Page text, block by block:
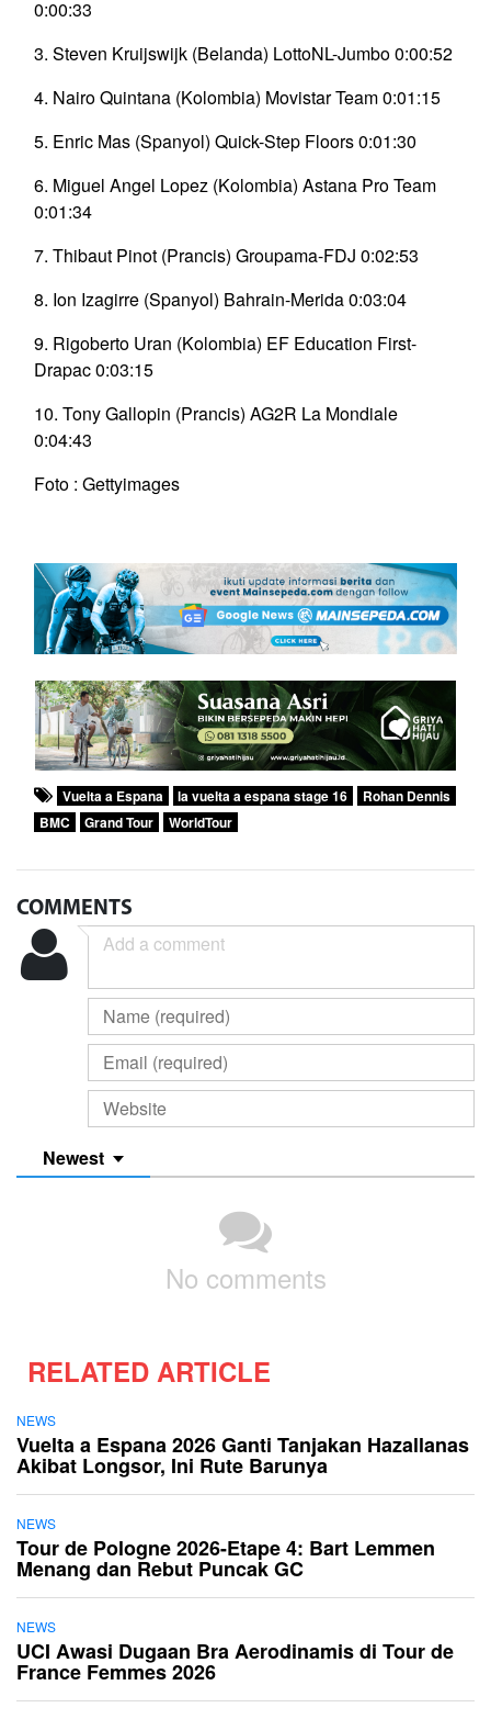
0:00:33
3. Steven Kruijswijk (Belanda) LottoNL-Jumbo 0:00:52
4. Nairo Quintana (Kolombia) Movistar Team 0:01:15
5. Enric Mas (Spanyol) Quick-Step Floors 0:01:30
6. Miguel Angel Lopez (Kolombia) Astana Pro Team
0:01:34
7. Thibaut Pinot (Prancis) Groupama-FDJ 0:02:53
8. Ion Izagirre (Spanyol) Bahrain-Merida 0:03:04
9. Rigoberto Uran (Kolombia) EF Education First-
Drapac 0:03:15
10. Tony Gallopin (Prancis) AG2R La Mondiale
0:04:43
Foto : Gettyimages
Vuelta a Espana la vuelta a espana stage 16
Rohan Dennis
BMC
Grand Tour WorldTour
COMMENTS
Newest
No comments
RELATED ARTICLE
NEWS
Vuelta a Espana 2026 Ganti Tanjakan Hazallanas
Akibat Longsor, Ini Rute Barunya
NEWS
Tour de Pologne 2026-Etape 4: Bart Lemmen
Menang dan Rebut Puncak GC
NEWS
UCI Awasi Dugaan Bra Aerodinamis di Tour de
France Femmes 2026